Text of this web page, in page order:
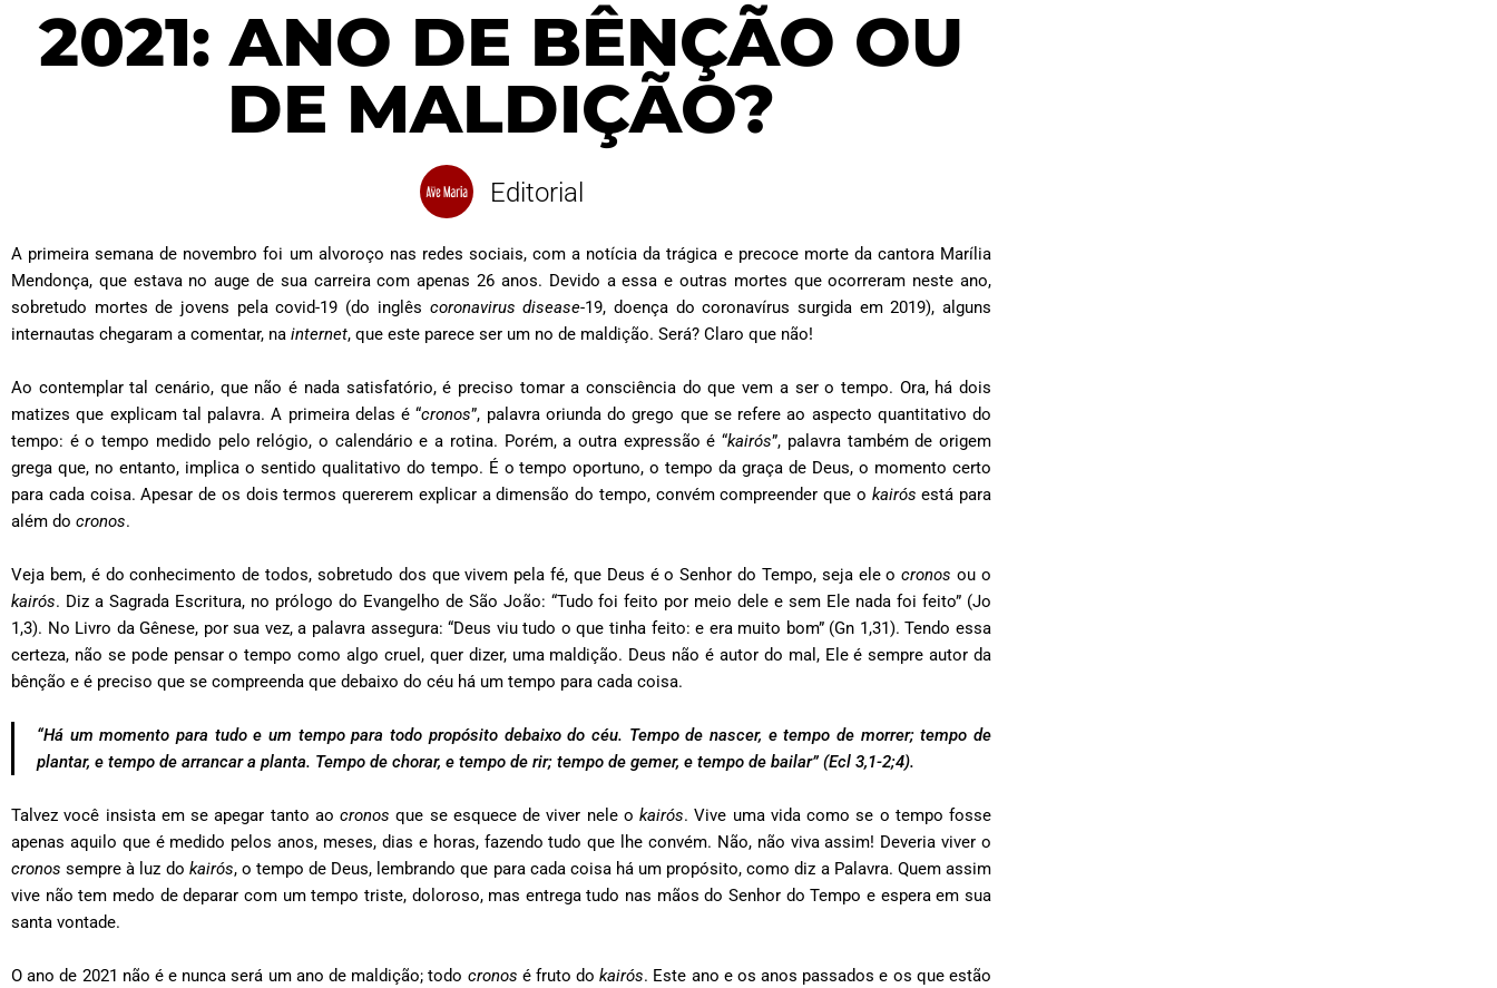
2021: ANO DE BÊNÇÃO OU
DE MALDIÇÃO?
Editorial
A primeira semana de novembro foi um alvoroço nas redes sociais, com a notícia da trágica e precoce morte da cantora Marília
Mendonça, que estava no auge de sua carreira com apenas 26 anos. Devido a essa e outras mortes que ocorreram neste ano,
sobretudo mortes de jovens pela covid-19 (do inglês coronavirus disease-19, doença do coronavírus surgida em 2019), alguns
internautas chegaram a comentar, na internet, que este parece ser um no de maldição. Será? Claro que não!
Ao contemplar tal cenário, que não é nada satisfatório, é preciso tomar a consciência do que vem a ser o tempo. Ora, há dois
matizes que explicam tal palavra. A primeira delas é “cronos”, palavra oriunda do grego que se refere ao aspecto quantitativo do
tempo: é o tempo medido pelo relógio, o calendário e a rotina. Porém, a outra expressão é “kairós”, palavra também de origem
grega que, no entanto, implica o sentido qualitativo do tempo. É o tempo oportuno, o tempo da graça de Deus, o momento certo
para cada coisa. Apesar de os dois termos quererem explicar a dimensão do tempo, convém compreender que o kairós está para
além do cronos.
Veja bem, é do conhecimento de todos, sobretudo dos que vivem pela fé, que Deus é o Senhor do Tempo, seja ele ocronos ou o
kairós. Diz a Sagrada Escritura, no prólogo do Evangelho de São João: “Tudo foi feito por meio dele e sem Ele nada foi feito” (Jo
1,3). No Livro da Gênese, por sua vez, a palavra assegura: “Deus viu tudo o que tinha feito: e era muito bom” (Gn 1,31). Tendo essa
certeza, não se pode pensar o tempo como algo cruel, quer dizer, uma maldição. Deus não é autor do mal, Ele é sempre autor da
bênção e é preciso que se compreenda que debaixo do céu há um tempo para cada coisa.
“Há um momento para tudo e um tempo para todo propósito debaixo do céu. Tempo de nascer, e tempo de morrer; tempo de
plantar, e tempo de arrancar a planta. Tempo de chorar, e tempo de rir; tempo de gemer, e tempo de bailar” (Ecl 3,1-2;4).
Talvez você insista em se apegar tanto ao cronos que se esquece de viver nele o kairós. Vive uma vida como se o tempo fosse
apenas aquilo que é medido pelos anos, meses, dias e horas, fazendo tudo que lhe convém. Não, não viva assim! Deveria viver o
cronos sempre à luz do kairós, o tempo de Deus, lembrando que para cada coisa há um propósito, como diz a Palavra. Quem assim
vive não tem medo de deparar com um tempo triste, doloroso, mas entrega tudo nas mãos do Senhor do Tempo e espera em sua
santa vontade.
O ano de 2021 não é e nunca será um ano de maldição; todo cronos é fruto dokairós. Este ano e os anos passados e os que estão